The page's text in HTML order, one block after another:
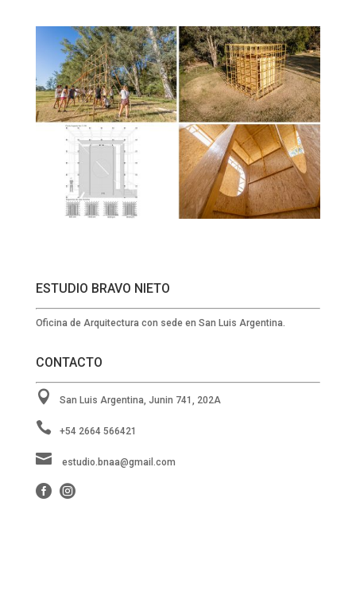
ESTUDIO BRAVO NIETO
Oficina de Arquitectura con sede en San Luis Argentina.
CONTACTO
 San Luis Argentina, Junin 741, 202A
 +54 2664 566421
 estudio.bnaa@gmail.com
 